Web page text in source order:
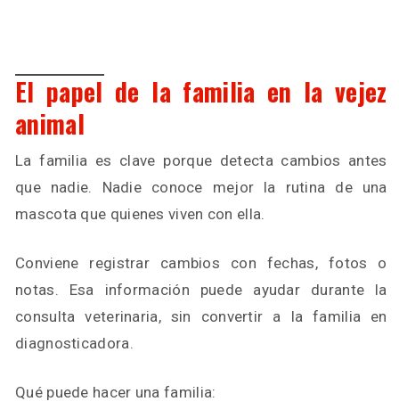
El papel de la familia en la vejez
animal
La familia es clave porque detecta cambios antes
que nadie. Nadie conoce mejor la rutina de una
mascota que quienes viven con ella.
Conviene registrar cambios con fechas, fotos o
notas. Esa información puede ayudar durante la
consulta veterinaria, sin convertir a la familia en
diagnosticadora.
Qué puede hacer una familia: